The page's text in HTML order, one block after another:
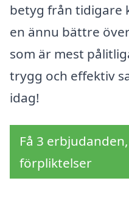
betyg från tidigare
en ännu bättre
som är mest
trygg och effektiv
idag!
Få 3
förpliktelser